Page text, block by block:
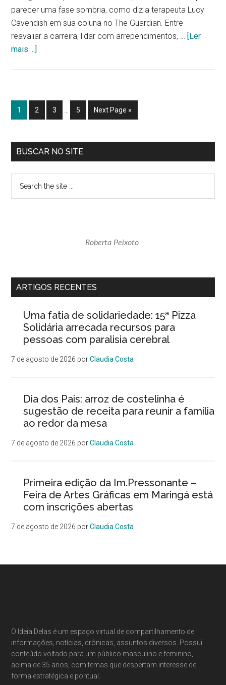
parecer uma fase sombria, como diz a terapeuta Lucy
Cavendish em sua coluna no The Guardian. Entre
reavaliar a carreira, lidar com arrependimentos, … [Ler
mais ...]
+
reforça
importância
da
Página
1 Página
2 Página
3
InterimPágina
5
Go
to
Next Page »
Sidebar
BUSCAR NO SITE
Roberta Peixoto
ARTIGOS RECENTES
Uma fatia de solidariedade: 15ª Pizza
Solidária arrecada recursos para
pessoas com paralisia cerebral
7 de agosto de 2026 porClaudia Costa
Dia dos Pais: arroz de costelinha é
sugestão de receita para reunir a família
ao redor da mesa
7 de agosto de 2026 porClaudia Costa
Primeira edição da Im.Pressonante –
Feira de Artes Gráficas em Maringá está
com inscrições abertas
7 de agosto de 2026 porClaudia Costa
O Ideia Delas é um espaço virtual de compartilhamento de
informações, notícias, crônicas, assuntos diversos. Possui
conteúdo voltado para um público masculino e feminino,
acima de 35 anos, com temas que despertam interesse de
forma estratégica e pontual.